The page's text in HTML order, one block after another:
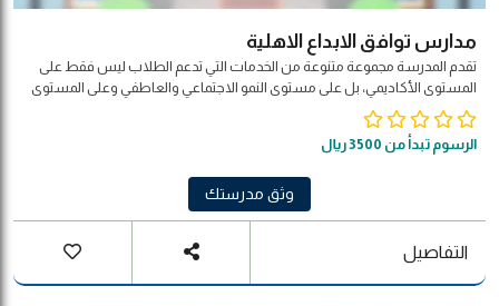
مدارس توافق الابداع الاهلية
تقدم المدرسة مجموعة متنوعة من الخدمات التي تدعم الطلاب ليس فقط على
المستوى الأكاديمي، بل على مستوى النمو الاجتماعي والعاطفي وعلى المستوى
الصحي أيضًا. وتتيح مدارس الفرسان لجميع الطلاب إمكانية طلب المساعدة في
حل مشكلاتهم الشخصية أو الاجتماعية عن طريق الاتصال بأحد مستشاري
المدرسة ومناقشة أفضل الاستراتيجيات التي تساعدهم في حل المشكلات
الرسوم تبدأ من 3500 ريال
وثق مدرستك
التفاصيل